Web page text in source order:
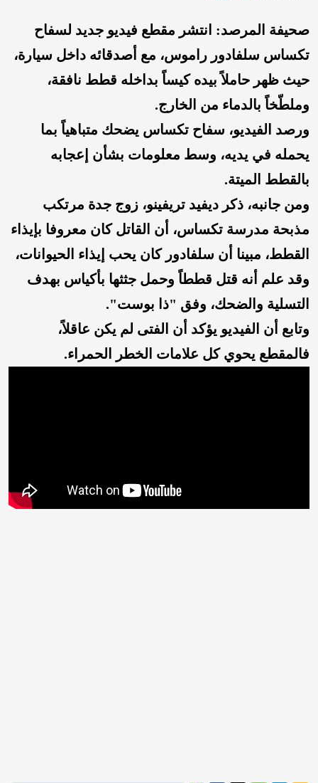
صحيفة المرصد: انتشر مقطع فيديو جديد لسفاح
تكساس سلفادور راموس، مع أصدقائه داخل سيارة،
حيث ظهر حاملاً بيده كيساً بداخله قطط نافقة،
وملطّخاً بالدماء من الخارج.
ورصد الفيديو، سفاح تكساس يضحك متباهياً بما
يحمله في يديه، وسط معلومات بشأن إعجابه
بالقطط الميتة.
ومن جانبه، ذكر ديفيد تريفينو، زوج جدة مرتكب
مذبحة مدرسة تكساس، أن القاتل كان معروفا بإيذاء
القطط، مبينا أن سلفادور كان يحب إيذاء الحيوانات،
وقد علم أنه قتل قططاً وحمل جثثها بأكياس بهدف
التسلية والضحك، وفق "ذا بوست".
وتابع أن الفيديو يؤكد أن الفتى لم يكن عاقلاً،
فالمقطع يحوي كل علامات الخطر الحمراء.